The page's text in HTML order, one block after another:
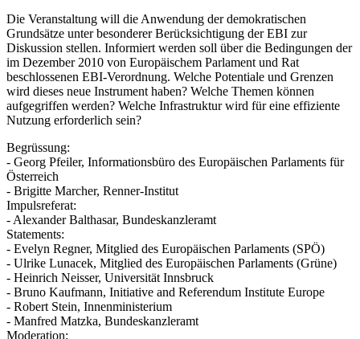
Die Veranstaltung will die Anwendung der demokratischen
Grundsätze unter besonderer Berücksichtigung der EBI zur
Diskussion stellen. Informiert werden soll über die Bedingungen der
im Dezember 2010 von Europäischem Parlament und Rat
beschlossenen EBI-Verordnung. Welche Potentiale und Grenzen
wird dieses neue Instrument haben? Welche Themen können
aufgegriffen werden? Welche Infrastruktur wird für eine effiziente
Nutzung erforderlich sein?
Begrüssung:
- Georg Pfeiler, Informationsbüro des Europäischen Parlaments für
Österreich
- Brigitte Marcher, Renner-Institut
Impulsreferat:
- Alexander Balthasar, Bundeskanzleramt
Statements:
- Evelyn Regner, Mitglied des Europäischen Parlaments (SPÖ)
- Ulrike Lunacek, Mitglied des Europäischen Parlaments (Grüne)
- Heinrich Neisser, Universität Innsbruck
- Bruno Kaufmann, Initiative and Referendum Institute Europe
- Robert Stein, Innenministerium
- Manfred Matzka, Bundeskanzleramt
Moderation: